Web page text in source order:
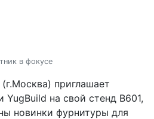
в фокусе
приглашает
YugBuild на свой стенд В601,
новинки фурнитуры для